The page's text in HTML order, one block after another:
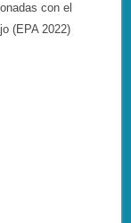
con el
(EPA 2022)